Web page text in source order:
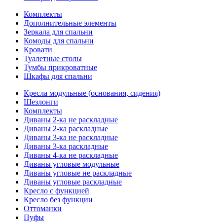
Комплекты
Дополнительные элементы
Зеркала для спальни
Комоды для спальни
Кровати
Туалетные столы
Тумбы прикроватные
Шкафы для спальни
Кресла модульные (основания, сидения)
Шезлонги
Комплекты
Диваны 2-ка не раскладные
Диваны 2-ка раскладные
Диваны 3-ка не раскладные
Диваны 3-ка раскладные
Диваны 4-ка не раскладные
Диваны угловые модульные
Диваны угловые не раскладные
Диваны угловые раскладные
Кресло с функцией
Кресло без функции
Оттоманки
Пуфы